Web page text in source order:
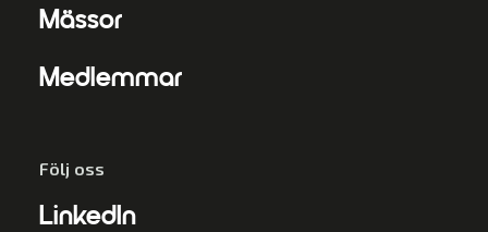
Mässor
Medlemmar
Följ oss
LinkedIn